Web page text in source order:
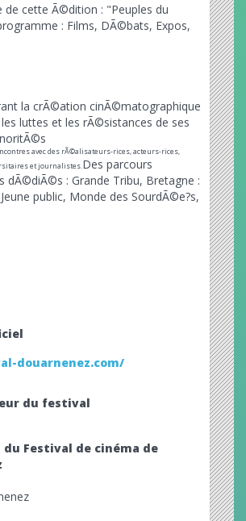
de cette Ã©dition : "Peuples du
: Films, DÃ©bats, Expos,
la crÃ©ation cinÃ©matographique
luttes et les rÃ©sistances de ses
avec des rÃ©alisateurs-rices, acteurs-rices,
et journalistes.Des parcours
dÃ©diÃ©s : Grande Tribu, Bretagne :
public, Monde des SourdÃ©e?s,
douarnenez.com/
du festival
Festival de cinéma de